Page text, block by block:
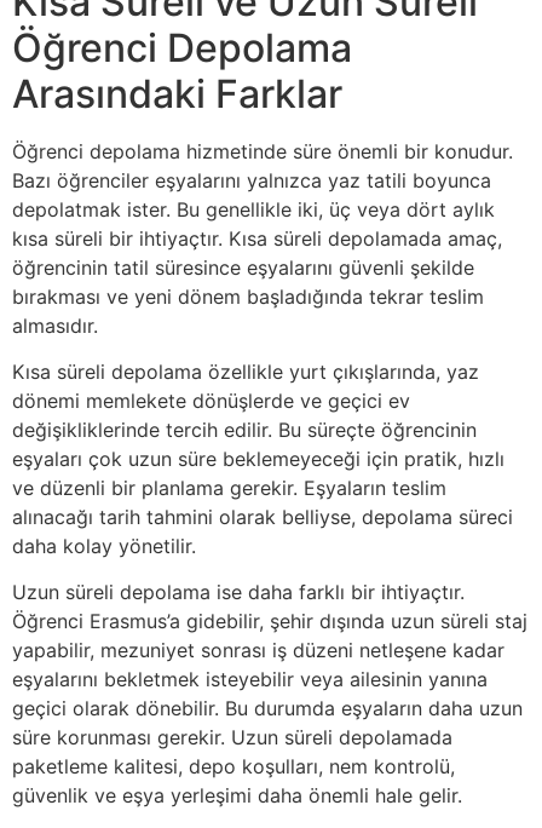
Öğrenci Depolama
Arasındaki Farklar
Öğrenci depolama hizmetinde süre önemli bir konudur.
Bazı öğrenciler eşyalarını yalnızca yaz tatili boyunca
depolatmak ister. Bu genellikle iki, üç veya dört aylık
kısa süreli bir ihtiyaçtır. Kısa süreli depolamada amaç,
öğrencinin tatil süresince eşyalarını güvenli şekilde
bırakması ve yeni dönem başladığında tekrar teslim
almasıdır.
Kısa süreli depolama özellikle yurt çıkışlarında, yaz
dönemi memlekete dönüşlerde ve geçici ev
değişikliklerinde tercih edilir. Bu süreçte öğrencinin
eşyaları çok uzun süre beklemeyeceği için pratik, hızlı
ve düzenli bir planlama gerekir. Eşyaların teslim
alınacağı tarih tahmini olarak belliyse, depolama süreci
daha kolay yönetilir.
Uzun süreli depolama ise daha farklı bir ihtiyaçtır.
Öğrenci Erasmus’a gidebilir, şehir dışında uzun süreli staj
yapabilir, mezuniyet sonrası iş düzeni netleşene kadar
eşyalarını bekletmek isteyebilir veya ailesinin yanına
geçici olarak dönebilir. Bu durumda eşyaların daha uzun
süre korunması gerekir. Uzun süreli depolamada
paketleme kalitesi, depo koşulları, nem kontrolü,
güvenlik ve eşya yerleşimi daha önemli hale gelir.